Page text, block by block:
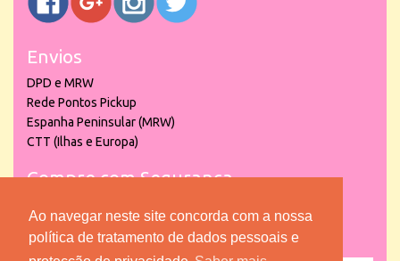
Ao navegar neste site concorda com a nossa
política de tratamento de dados pessoais e
Envios
DPD e MRW
Rede Pontos Pickup
Espanha Peninsular (MRW)
CTT (Ilhas e Europa)
Compre com Segurança